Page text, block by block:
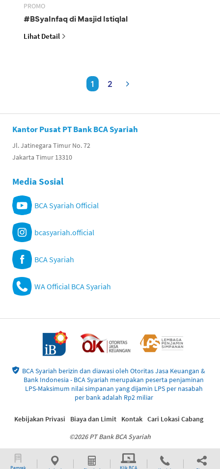
PROMO
#BSyaInfaq di Masjid Istiqlal
Lihat Detail
1 2
Kantor Pusat PT Bank BCA Syariah
Jl. Jatinegara Timur No. 72
Jakarta Timur 13310
Media Sosial
BCA Syariah Official
bcasyariah.official
BCA Syariah
WA Official BCA Syariah
BCA Syariah berizin dan diawasi oleh Otoritas Jasa Keuangan &
Bank Indonesia - BCA Syariah merupakan peserta penjaminan
LPS-Maksimum nilai simpanan yang dijamin LPS per nasabah
per bank adalah Rp2 miliar
©2026 PT Bank BCA Syariah
Kebijakan Privasi Biaya dan Limit Kontak Cari Lokasi Cabang